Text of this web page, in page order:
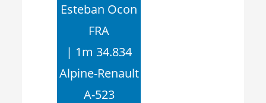
Esteban Ocon
FRA
| 1m 34.834
Alpine-Renault
A-523